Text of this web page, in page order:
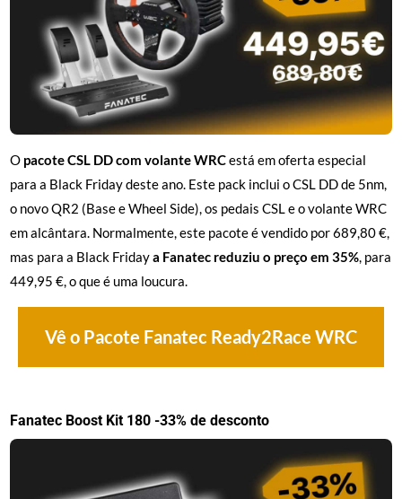
O pacote CSL DD com volante WRCestá em oferta especial
para a Black Friday deste ano. Este pack inclui o CSL DD de 5nm,
o novo QR2 (Base e Wheel Side), os pedais CSL e o volante WRC
em alcântara. Normalmente, este pacote é vendido por 689,80 €,
mas para a Black Fridaya Fanatec reduziu o preço em 35%, para
449,95 €, o que é uma loucura.
Vê o Pacote Fanatec Ready2Race WRC
Fanatec Boost Kit 180 -33% de desconto